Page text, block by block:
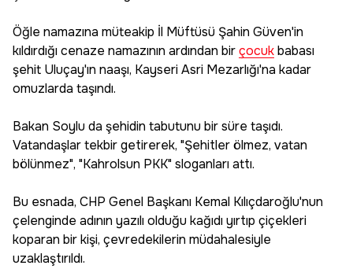
Öğle namazına müteakip İl Müftüsü Şahin Güven'in
kıldırdığı cenaze namazının ardından birçocukbabası
şehit Uluçay'ın naaşı, Kayseri Asri Mezarlığı'na kadar
omuzlarda taşındı.
Bakan Soylu da şehidin tabutunu bir süre taşıdı.
Vatandaşlar tekbir getirerek, "Şehitler ölmez, vatan
bölünmez", "Kahrolsun PKK" sloganları attı.
Bu esnada, CHP Genel Başkanı Kemal Kılıçdaroğlu'nun
çelenginde adının yazılı olduğu kağıdı yırtıp çiçekleri
koparan bir kişi, çevredekilerin müdahalesiyle
uzaklaştırıldı.